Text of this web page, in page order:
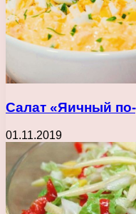
Салат «Яичный
01.11.2019